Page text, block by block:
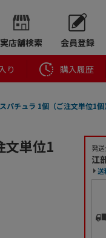
実店舗検索 会員登録
り 購入履歴
チュラ 1個（ご注文単位1個
文単位1
発
江
送